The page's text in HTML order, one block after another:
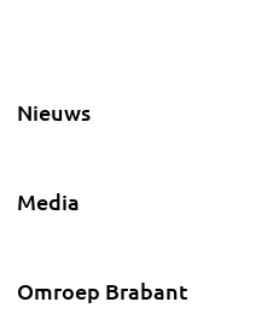
Nieuws
Media
Omroep Brabant